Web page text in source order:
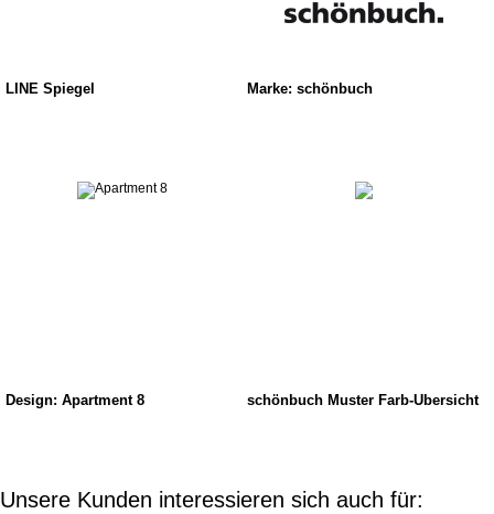
LINE Spiegel Marke: schönbuch
Design: Apartment 8 schönbuch Muster Farb-Übersicht
Unsere Kunden interessieren sich auch für: